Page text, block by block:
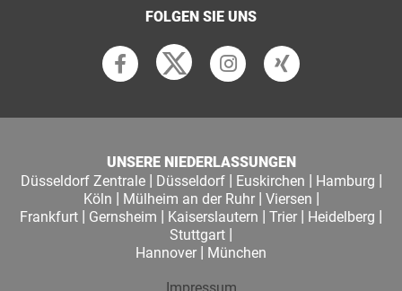
FOLGEN SIE UNS
UNSERE NIEDERLASSUNGEN
Düsseldorf Zentrale| Düsseldorf| Euskirchen | Hamburg |
Köln | Mülheim an der Ruhr| Viersen |
Frankfurt | Gernsheim | Kaiserslautern | Trier | Heidelberg |
Stuttgart |
Hannover | München